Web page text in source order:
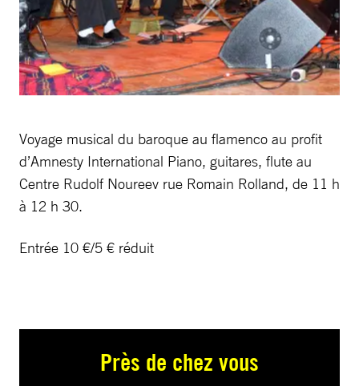
Voyage musical du baroque au flamenco au profit
d’Amnesty International Piano, guitares, flute au
Centre Rudolf Noureev rue Romain Rolland, de 11 h
à 12 h 30.
Entrée 10 €/5 € réduit
Près de chez vous